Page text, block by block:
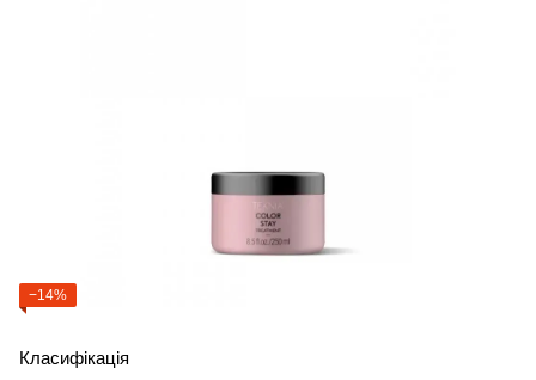
−14%
Класифікація